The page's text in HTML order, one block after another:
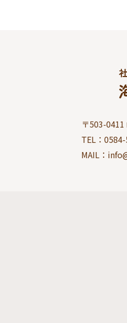
〒503-
TEL：
MAIL：